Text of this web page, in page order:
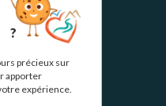
?
précieux sur
apporter
expérience.